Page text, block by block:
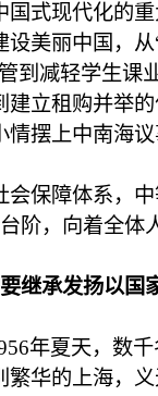
式现代化的重
美丽中国，从
到减轻学生课
建立租购并举
摆上中南海议
保障体系，中
阶，向着全体
继承发扬以国
年夏天，数千
繁华的上海，